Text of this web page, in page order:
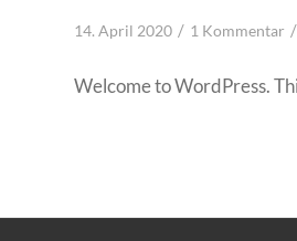
14. April 2020 / 1 Kommentar /
Welcome to WordPress.